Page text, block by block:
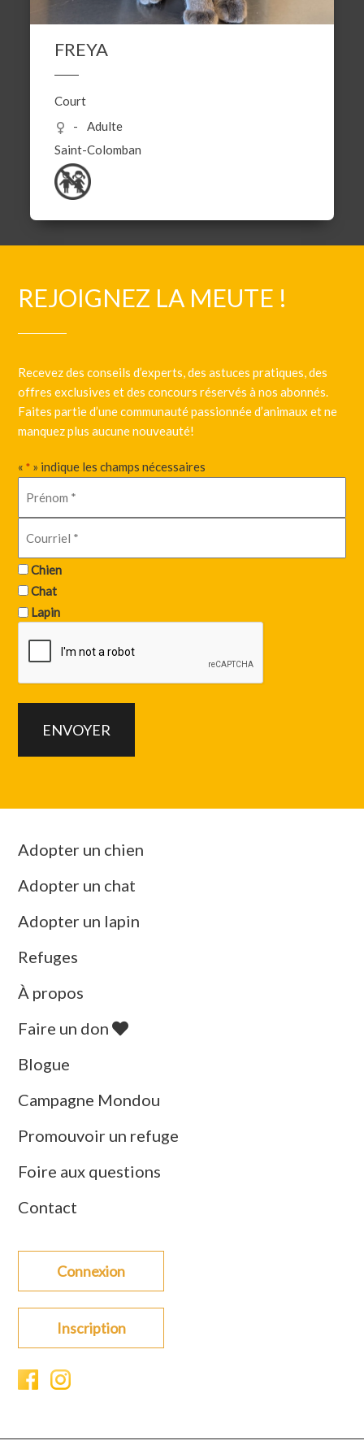
FREYA
Court
Adulte
Saint-Colomban
REJOIGNEZ LA MEUTE !
Recevez des conseils d’experts, des astuces pratiques, des
offres exclusives et des concours réservés à nos abonnés.
Faites partie d’une communauté passionnée d’animaux et ne
manquez plus aucune nouveauté!
«* » indique les champs nécessaires
Chien
Chat
Lapin
Adopter un chien
Adopter un chat
Adopter un lapin
Refuges
À propos
Faire un don
Blogue
Campagne Mondou
Promouvoir un refuge
Foire aux questions
Contact
Connexion
Inscription